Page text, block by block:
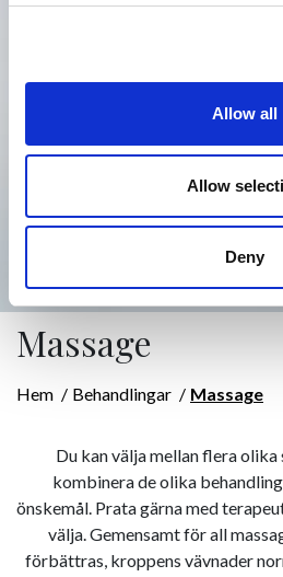
Allow all
Allow
Deny
Massage
Hem Behandlingar Massage
Du kan välja mellan flera
kombinera de olika
önskemål. Prata gärna med
välja. Gemensamt för all
förbättras, kroppens vävnader